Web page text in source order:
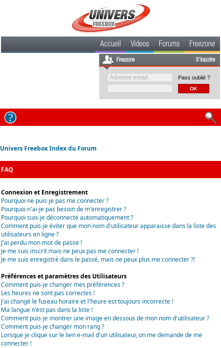
Accueil Videos Forums Freezone
Freezone S'inscrire
Pass oublié ?
Univers Freebox Index du Forum
FAQ
Connexion et Enregistrement
Pourquoi ne puis-je pas me connecter ?
Pourquoi n'ai-je pas besoin de m'enregistrer ?
Pourquoi suis-je déconnecté automatiquement ?
Comment puis-je éviter que mon nom d'utilisateur apparaisse dans la liste des
utilisateurs en ligne ?
J'ai perdu mon mot de passe !
Je me suis inscrit mais ne peux pas me connecter !
Je me suis enregistré dans le passé, mais ne peux plus me connecter ?!
Préférences et paramètres des Utilisateurs
Comment puis-je changer mes préférences ?
Les heures ne sont pas correctes !
J'ai changé le fuseau horaire et l'heure est toujours incorrecte !
Ma langue n'est pas dans la liste !
Comment puis-je montrer une image en dessous de mon nom d'utilisateur ?
Comment puis-je changer mon rang ?
Lorsque je clique sur le lien e-mail d'un utilisateur, on me demande de me
connecter !